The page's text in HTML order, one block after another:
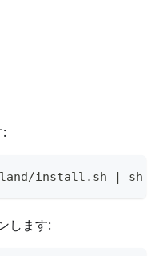
install.sh | sh
します: